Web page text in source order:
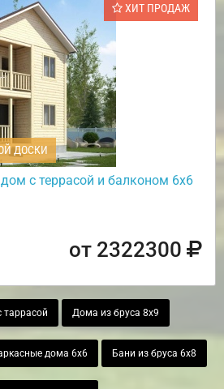
ХИТ ПРОДАЖ
ДОСКИ
с террасой и балконом 6х6
от 2322300
таррасой Дома из бруса 8х9
дома 6х6 Бани из бруса 6х8